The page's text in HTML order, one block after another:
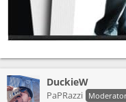
DuckieW
PaPRazzi